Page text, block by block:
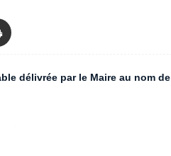
délivrée par le Maire au nom